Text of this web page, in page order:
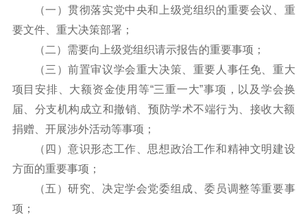
（一）贯彻落实党中央和上级党组织的重要会议、重
要文件、重大决策部署；
（二）需要向上级党组织请示报告的重要事项；
（三）前置审议学会重大决策、重要人事任免、重大
项目安排、大额资金使用等“三重一大”事项，以及学会换
届、分支机构成立和撤销、预防学术不端行为、接收大额
捐赠、开展涉外活动等事项；
（四）意识形态工作、思想政治工作和精神文明建设
方面的重要事项；
（五）研究、决定学会党委组成、委员调整等重要事
项；